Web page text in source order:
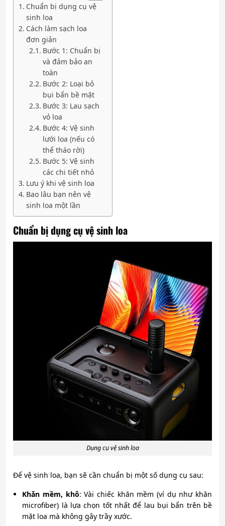
Chuẩn bị dụng cụ vệ
sinh loa
Cách làm sạch loa
đơn giản
Bước 1: Chuẩn bị
và đảm bảo an
toàn
Bước 2: Loại bỏ
bụi bẩn bề mặt
Bước 3: Lau sạch
vỏ loa
Bước 4: Vệ sinh
lưới loa (nếu có
thể tháo rời)
Bước 5: Vệ sinh
các chi tiết nhỏ
Lưu ý khi vệ sinh loa
Bao lâu bạn nên vệ
sinh loa một lần
Chuẩn bị dụng cụ vệ sinh loa
Dụng cụ vệ sinh loa
Để vệ sinh loa, bạn sẽ cần chuẩn bị một số dụng cụ sau:
Khăn mềm, khô: Vài chiếc khăn mềm (ví dụ như khăn
microfiber) là lựa chọn tốt nhất để lau bụi bẩn trên bề
mặt loa mà không gây trầy xước.